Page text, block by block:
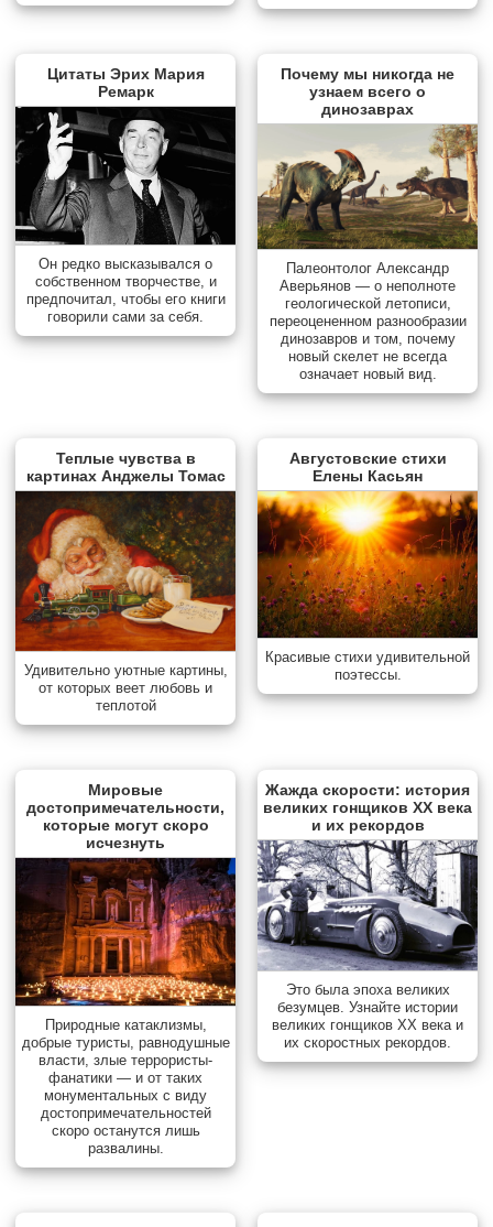
Цитаты Эрих Мария
Ремарк
Он редко высказывался о
собственном творчестве, и
предпочитал, чтобы его книги
говорили сами за себя.
Почему мы никогда не
узнаем всего о
динозаврах
Палеонтолог Александр
Аверьянов — о неполноте
геологической летописи,
переоцененном разнообразии
динозавров и том, почему
новый скелет не всегда
означает новый вид.
Теплые чувства в
картинах Анджелы Томас
Удивительно уютные картины,
от которых веет любовь и
теплотой
Августовские стихи
Елены Касьян
Красивые стихи удивительной
поэтессы.
Мировые
достопримечательности,
которые могут скоро
исчезнуть
Природные катаклизмы,
добрые туристы, равнодушные
власти, злые террористы-
фанатики — и от таких
монументальных с виду
достопримечательностей
скоро останутся лишь
развалины.
Жажда скорости: история
великих гонщиков XX века
и их рекордов
Это была эпоха великих
безумцев. Узнайте истории
великих гонщиков XX века и
их скоростных рекордов.